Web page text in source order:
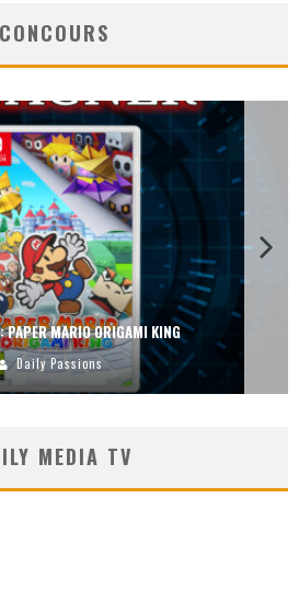
CONCOURS
PAPER MARIO ORIGAMI KING
Daily Passions
MEDIA TV